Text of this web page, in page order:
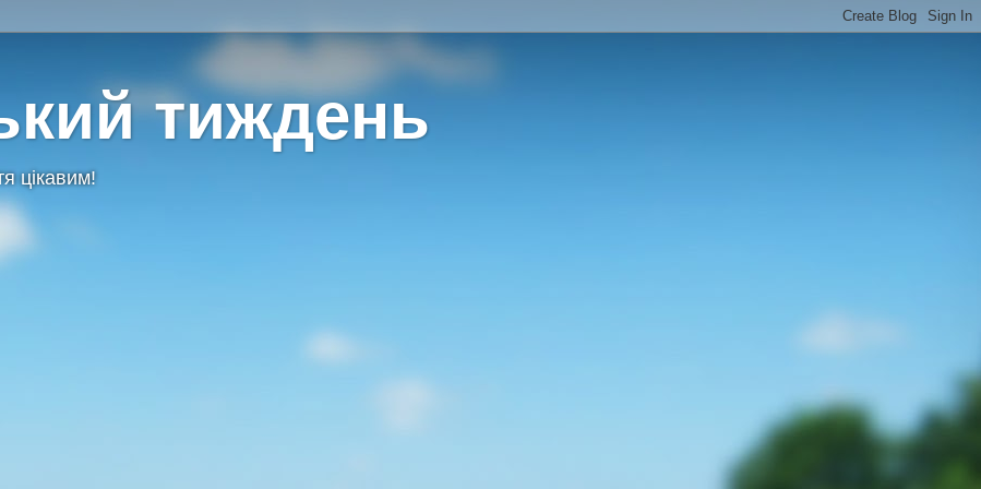
тиждень
цікавим!